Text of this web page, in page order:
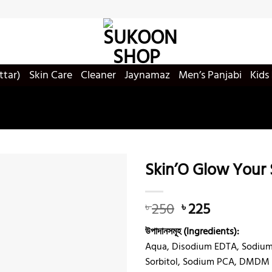
Skin Care Cleaner Jaynamaz Men’s Panjabi
Skin’O Glow
৳250 Original
price
was:
৳ 250.
৳225Current
price
is:
৳ 225.
উপাদানসমূহ (Ingredients):
Aqua, Disodium EDTA,
Sorbitol, Sodium PCA,